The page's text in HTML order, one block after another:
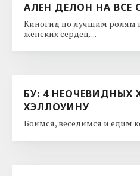
АЛЕН ДЕЛОН НА ВСЕ
Киногид по лучшим ролям
женских сердец. ...
БУ: 4 НЕОЧЕВИДНЫХ
ХЭЛЛОУИНУ
Боимся, веселимся и едим